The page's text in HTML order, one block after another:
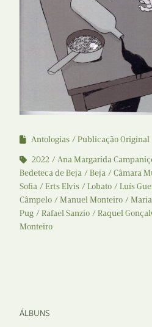
Antologias
Publicação Original
2022
Ana Margarida
Bedeteca de Beja
Beja Câmara
Sofia
Erts Elvis Lobato Luís
Câmpelo
Manuel Monteiro Maria
Pug
Rafael Sanzio Raquel
Monteiro
ÁLBUNS